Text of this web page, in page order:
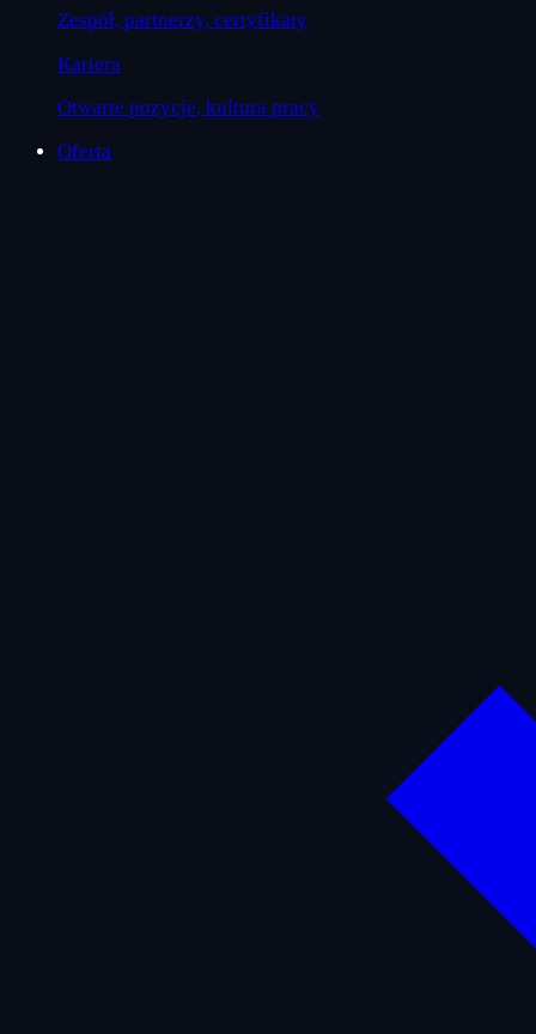
Zespół, partnerzy, certyfikaty
Kariera
Otwarte pozycje, kultura pracy
Oferta